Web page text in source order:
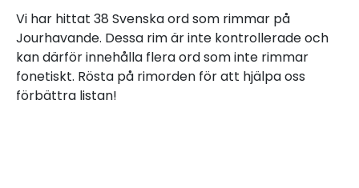
Vi har hittat 38 Svenska ord som rimmar på
Jourhavande. Dessa rim är inte kontrollerade och
kan därför innehålla flera ord som inte rimmar
fonetiskt. Rösta på rimorden för att hjälpa oss
förbättra listan!